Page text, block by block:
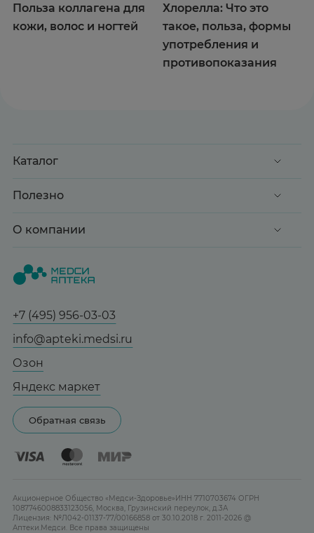
Польза коллагена для
кожи, волос и ногтей
Хлорелла: Что это
такое, польза, формы
употребления и
противопоказания
Каталог
Акции
Здоровье
Медицинские товары
Мама и малыш
Тревога и стресс
Здоровый сон
Женская гигиена
Бренды
Полезно
Доставка и оплата
Статьи и новости
Справочник болезней
Гарантии
Сотрудничество
Реклама на сайте
Карта сайта
О компании
Все аптеки
Отзывы
Лицензия
+7 (495) 956-03-03
info@apteki.medsi.ru
Озон
Яндекс маркет
Обратная связь
Акционерное Общество «Медси-Здоровье»ИНН 7710703674 ОГРН
1087746008833123056, Москва, Грузинский переулок, д.3А
Лицензия: №Л042-01137-77/00166858 от 30.10.2018 г. 2011-2026 @
Аптеки.Медси. Все права защищены